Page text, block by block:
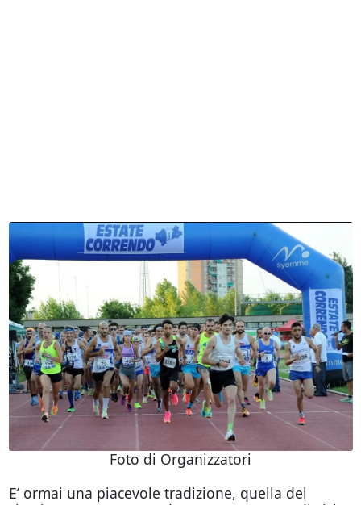
Foto di Organizzatori
E’ ormai una piacevole tradizione, quella del